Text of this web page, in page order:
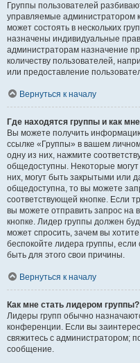
Группы пользователей
управляемые администратором
может состоять в нескольких
назначены индивидуальные
администраторам назначение
количеству пользователей,
или предоставление
Вернуться к началу
Где находятся группы и как
Вы можете получить
ссылке «Группы» в вашем
одну из них, нажмите
общедоступны. Некоторые
них, могут быть закрытыми или
общедоступна, то вы можете
соответствующей кнопке. Если
вы можете отправить запрос на
кнопке. Лидер группы должен
может спросить, зачем вы
беспокойте лидера группы, если
быть для этого свои причины.
Вернуться к началу
Как мне стать лидером группы?
Лидеры групп обычно
конференции. Если вы
свяжитесь с администратором;
сообщение.